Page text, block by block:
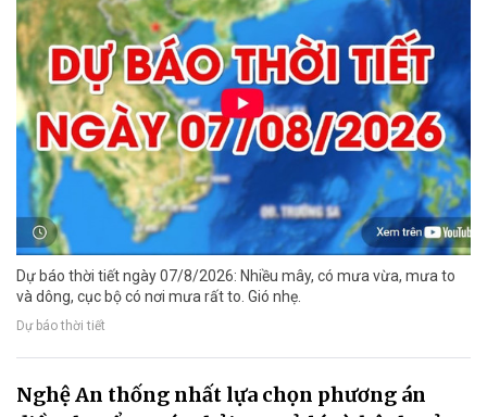
Dự báo thời tiết ngày 07/8/2026: Nhiều mây, có mưa vừa, mưa to
và dông, cục bộ có nơi mưa rất to. Gió nhẹ.
Dự báo thời tiết
Nghệ An thống nhất lựa chọn phương án